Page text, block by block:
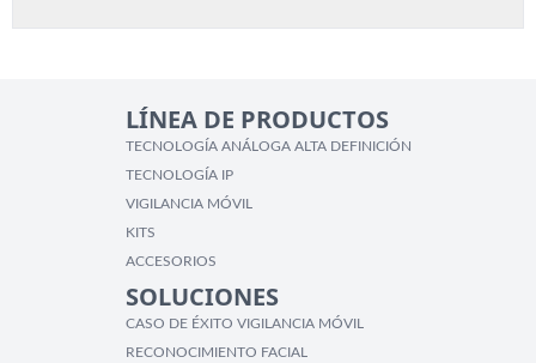
LÍNEA DE PRODUCTOS
TECNOLOGÍA ANÁLOGA ALTA DEFINICIÓN
TECNOLOGÍA IP
VIGILANCIA MÓVIL
KITS
ACCESORIOS
SOLUCIONES
CASO DE ÉXITO VIGILANCIA MÓVIL
RECONOCIMIENTO FACIAL